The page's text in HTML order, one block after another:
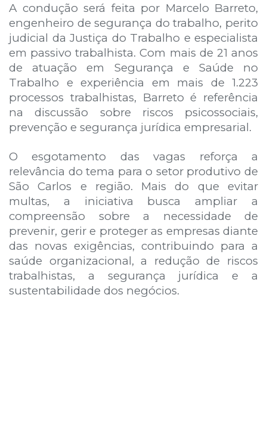
A condução será feita por Marcelo Barreto,
engenheiro de segurança do trabalho, perito
judicial da Justiça do Trabalho e especialista
em passivo trabalhista. Com mais de 21 anos
de atuação em Segurança e Saúde no
Trabalho e experiência em mais de 1.223
processos trabalhistas, Barreto é referência
na discussão sobre riscos psicossociais,
prevenção e segurança jurídica empresarial.
O esgotamento das vagas reforça a
relevância do tema para o setor produtivo de
São Carlos e região. Mais do que evitar
multas, a iniciativa busca ampliar a
compreensão sobre a necessidade de
prevenir, gerir e proteger as empresas diante
das novas exigências, contribuindo para a
saúde organizacional, a redução de riscos
trabalhistas, a segurança jurídica e a
sustentabilidade dos negócios.